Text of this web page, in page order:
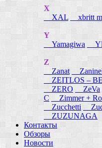
X
XAL
xbritt
Y
Yamagiwa
Z
Zanat
ZEITLOS –
ZERO
ZeVa
C
Zimmer +
Zucchetti
ZUZUNAGA
Контакты
Обзоры
Новости